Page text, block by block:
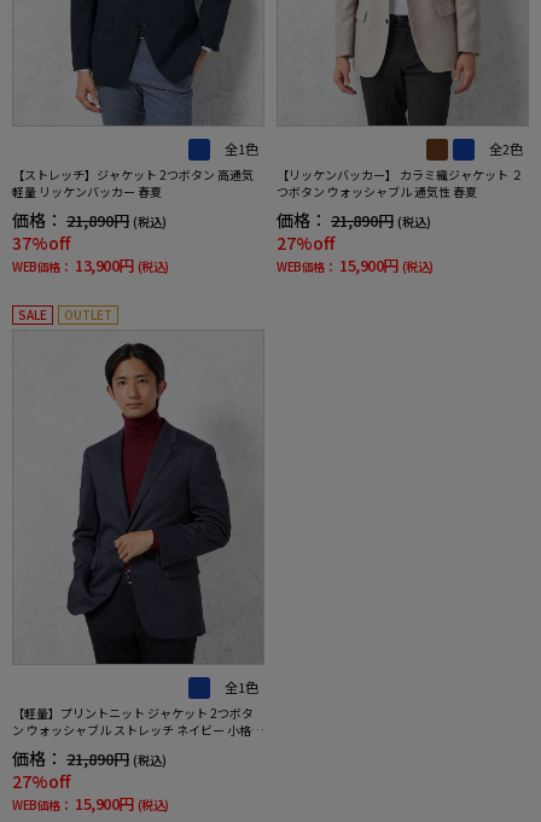
全1色
【ストレッチ】ジャケット 2つボタン 高通気
軽量 リッケンバッカー 春夏
価格： 21,890円 (税込)
37%off
WEB価格： 13,900円 (税込)
全2色
【リッケンバッカー】 カラミ織ジャケット ２
つボタン ウォッシャブル 通気性 春夏
価格： 21,890円 (税込)
27%off
WEB価格： 15,900円 (税込)
SALE OUTLET
全1色
【軽量】プリントニット ジャケット 2つボタ
ン ウォッシャブル ストレッチ ネイビー 小格子
価格： 21,890円 (税込)
27%off
WEB価格： 15,900円 (税込)